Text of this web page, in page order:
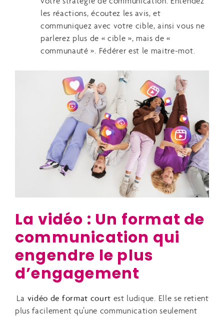
les réactions, écoutez les avis, et
communiquez avec votre cible, ainsi vous ne
parlerez plus de « cible », mais de «
communauté ». Fédérer est le maitre-mot.
La vidéo : Un format de
communication qui
engendre le plus
d’engagement
La vidéo de format court est ludique. Elle se retient
plus facilement qu’une communication seulement